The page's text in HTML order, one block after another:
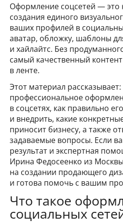
Оформление соцсетей — это
создания единого
ваших профилей в
аватар, обложку, шаблоны
и хайлайтс. Без
самый качественный
в ленте.
Этот материал
профессиональное
в соцсетях, как правильно
и внедрить, какие
приносит бизнесу, а также
задаваемые вопросы. Если
результат и экспертная
Ирина Федосеенко из
на создании продающего
и готова помочь с вашим
Что такое
социальных